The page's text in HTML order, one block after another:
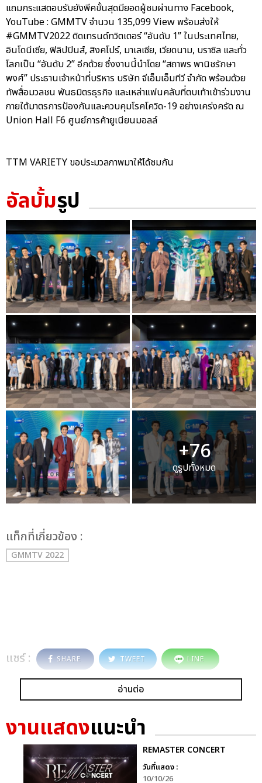
แถมกระแสตอบรับยังพีคขั้นสุดมียอดผู้ชมผ่านทาง Facebook,
YouTube : GMMTV จำนวน 135,099 View พร้อมส่งให้
#GMMTV2022 ติดเทรนด์ทวิตเตอร์ “อันดับ 1” ในประเทศไทย,
อินโดนีเซีย, ฟิลิปปินส์, สิงคโปร์, มาเลเซีย, เวียดนาม, บราซิล และทั่ว
โลกเป็น “อันดับ 2” อีกด้วย ซึ่งงานนี้นำโดย “สถาพร พานิชรักษา
พงศ์” ประธานเจ้าหน้าที่บริหาร บริษัท จีเอ็มเอ็มทีวี จำกัด พร้อมด้วย
ทัพสื่อมวลชน พันธมิตรธุรกิจ และเหล่าแฟนคลับที่ตบเท้าเข้าร่วมงาน
ภายใต้มาตรการป้องกันและควบคุมโรคโควิด-19 อย่างเคร่งครัด ณ
Union Hall F6 ศูนย์การค้ายูเนียนมอลล์
TTM VARIETY ขอประมวลภาพมาให้ได้ชมกัน
อัลบั้มรูป
+76
ดูรูปทั้งหมด
เเท็กที่เกี่ยวข้อง :
GMMTV 2022
แชร์ : SHARE TWEET LINE
อ่านต่อ
งานแสดงแนะนำ
REMASTER CONCERT
วันที่แสดง :
10/10/26